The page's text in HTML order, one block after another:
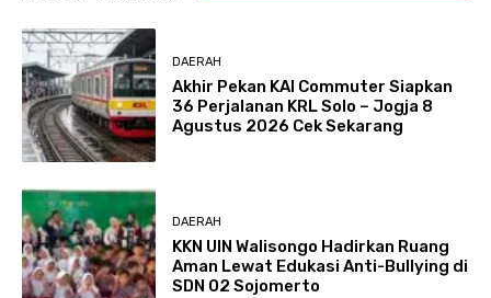
DAERAH
Akhir Pekan KAI Commuter Siapkan
36 Perjalanan KRL Solo – Jogja 8
Agustus 2026 Cek Sekarang
DAERAH
KKN UIN Walisongo Hadirkan Ruang
Aman Lewat Edukasi Anti-Bullying di
SDN 02 Sojomerto